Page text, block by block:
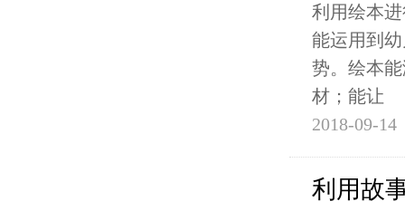
利用绘本
能运用到
势。绘本
材；能让
2018-09-14
利用故